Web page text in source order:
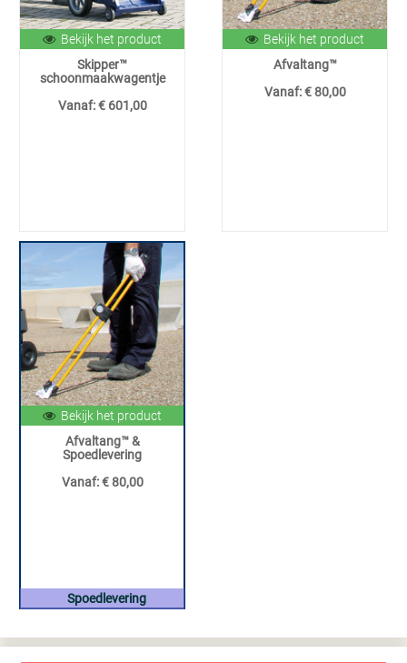
Bekijk het product
Skipper™
schoonmaakwagentje
Vanaf:€ 601,00
Bekijk het product
Afvaltang™
Vanaf:€ 80,00
Bekijk het product
Afvaltang™ &
Spoedlevering
Vanaf:€ 80,00
Spoedlevering